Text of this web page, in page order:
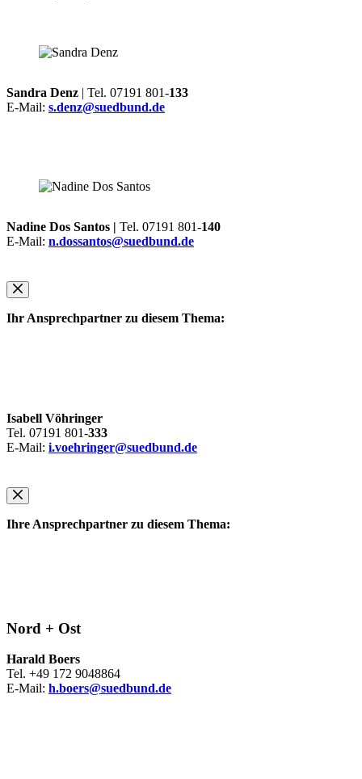
Sandra Denz | Tel. 07191 801-133
E-Mail: s.denz@suedbund.de
Nadine Dos Santos | Tel. 07191 801-140
E-Mail: n.dossantos@suedbund.de
Ihr Ansprechpartner zu diesem Thema:
Isabell Vöhringer
Tel. 07191 801-333
E-Mail: i.voehringer@suedbund.de
Ihre Ansprechpartner zu diesem Thema:
Nord + Ost
Harald Boers
Tel. +49 172 9048864
E-Mail: h.boers@suedbund.de